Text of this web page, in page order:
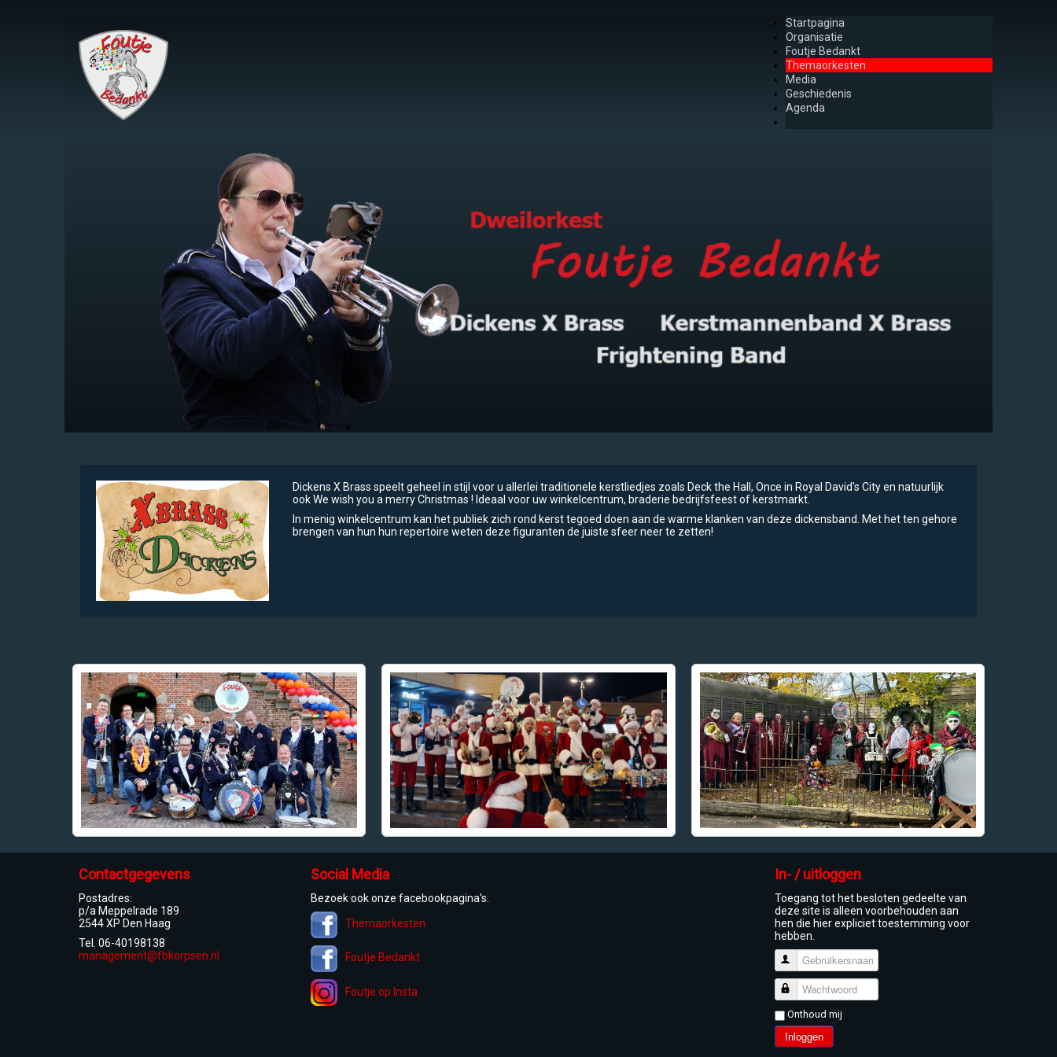
Startpagina
Organisatie
Foutje Bedankt
Themaorkesten
Media
Geschiedenis
Agenda
Dickens X Brass speelt geheel in stijl voor u allerlei traditionele kerstliedjes zoals Deck the Hall, Once in Royal David's City en natuurlijk
ook We wish you a merry Christmas ! Ideaal voor uw winkelcentrum, braderie bedrijfsfeest of kerstmarkt.
In menig winkelcentrum kan het publiek zich rond kerst tegoed doen aan de warme klanken van deze dickensband. Met het ten gehore
brengen van hun hun repertoire weten deze figuranten de juiste sfeer neer te zetten!
Contactgegevens
Postadres:
p/a Meppelrade 189
2544 XP Den Haag
Tel. 06-40198138
management@fbkorpsen.nl
Social Media
Bezoek ook onze facebookpagina's.
Themaorkesten
Foutje Bedankt
Foutje op Insta
In- / uitloggen
Toegang tot het besloten gedeelte van
deze site is alleen voorbehouden aan
hen die hier expliciet toestemming voor
hebben.
Gebruikersnaam
Wachtwoord
Onthoud mij
Inloggen